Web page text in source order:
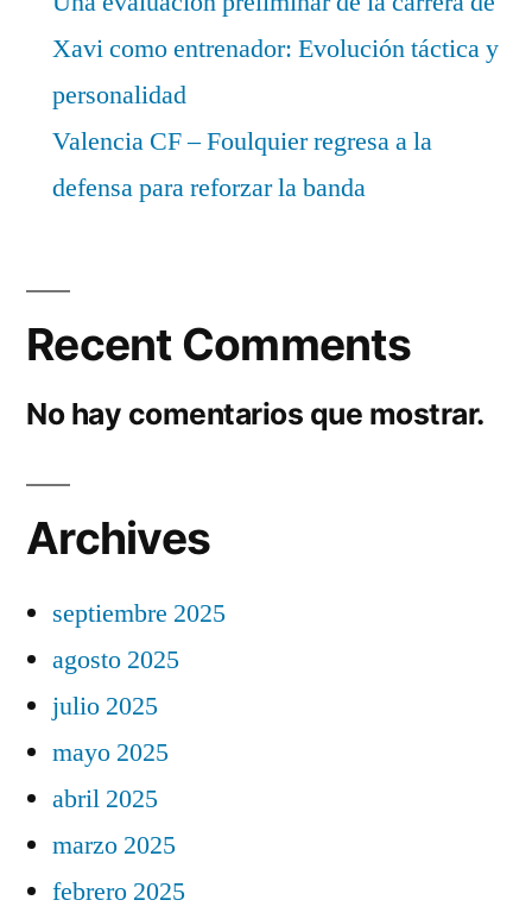
Xavi como entrenador: Evolución táctica y
personalidad
Valencia CF – Foulquier regresa a la
defensa para reforzar la banda
Recent Comments
No hay comentarios que mostrar.
Archives
septiembre 2025
agosto 2025
julio 2025
mayo 2025
abril 2025
marzo 2025
febrero 2025